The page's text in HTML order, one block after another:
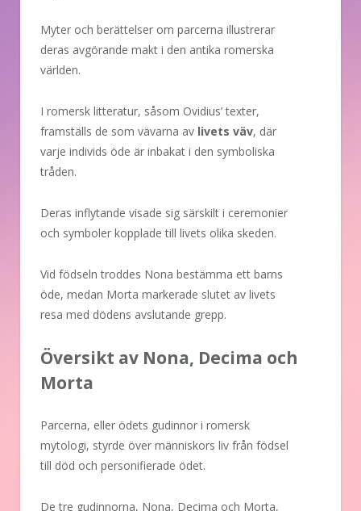
Myter och berättelser om parcerna illustrerar
deras avgörande makt i den antika romerska
världen.
I romersk litteratur, såsom Ovidius’ texter,
framställs de som vävarna av livets väv, där
varje individs öde är inbakat i den symboliska
tråden.
Deras inflytande visade sig särskilt i ceremonier
och symboler kopplade till livets olika skeden.
Vid födseln troddes Nona bestämma ett barns
öde, medan Morta markerade slutet av livets
resa med dödens avslutande grepp.
Översikt av Nona, Decima och
Morta
Parcerna, eller ödets gudinnor i romersk
mytologi, styrde över människors liv från födsel
till död och personifierade ödet.
De tre gudinnorna, Nona, Decima och Morta,